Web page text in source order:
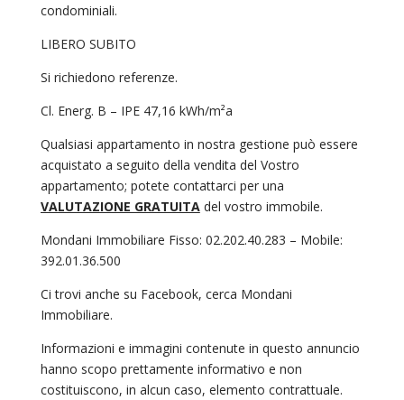
condominiali.
LIBERO SUBITO
Si richiedono referenze.
Cl. Energ. B – IPE 47,16 kWh/m²a
Qualsiasi appartamento in nostra gestione può essere
acquistato a seguito della vendita del Vostro
appartamento; potete contattarci per una
VALUTAZIONE GRATUITAdel vostro immobile.
Mondani Immobiliare Fisso: 02.202.40.283 – Mobile:
392.01.36.500
Ci trovi anche su Facebook, cerca Mondani
Immobiliare.
Informazioni e immagini contenute in questo annuncio
hanno scopo prettamente informativo e non
costituiscono, in alcun caso, elemento contrattuale.